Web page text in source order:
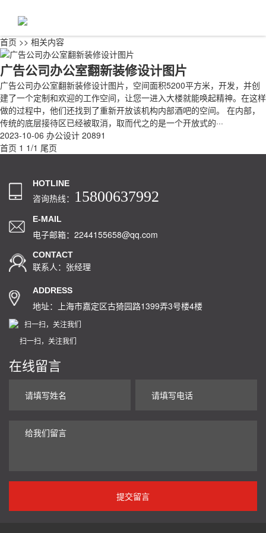
首页 >> 相关内容
广告公司办公室翻新装修设计图片
广告公司办公室翻新装修设计图片，空间面积5200平方米，开发，并创
建了一个定制和欢迎的工作空间，让您一进入大楼就能唤起精神。在这样
做的过程中，他们还找到了重新开放该机构内部酒吧的空间。 在内部，
传统的底层接待区已经被取消，取而代之的是一个开放式的···
2023-10-06 办公设计 20891
首页 1 1/1 尾页
HOTLINE
咨询热线： 15800637992
E-MAIL
电子邮箱：2244155658@qq.com
CONTACT
联系人：张经理
ADDRESS
地址：上海市嘉定区古猗园路1399弄3号楼4楼
扫一扫，关注我们
在线留言